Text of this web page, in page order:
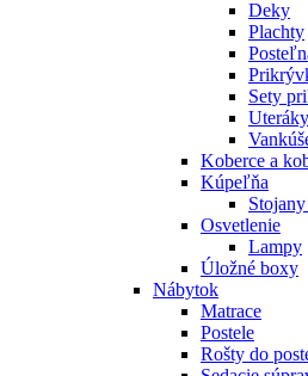
Deky
Plachty
Sety
Uteráky
Koberce a
Kúpeľňa
Osvetlenie
Lampy
Úložné boxy
Nábytok
Matrace
Postele
Rošty do